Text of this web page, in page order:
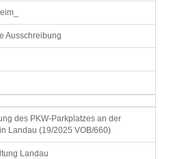
Ausschreibung
des PKW-Parkplatzes an der
Landau (19/2025 VOB/660)
Landau